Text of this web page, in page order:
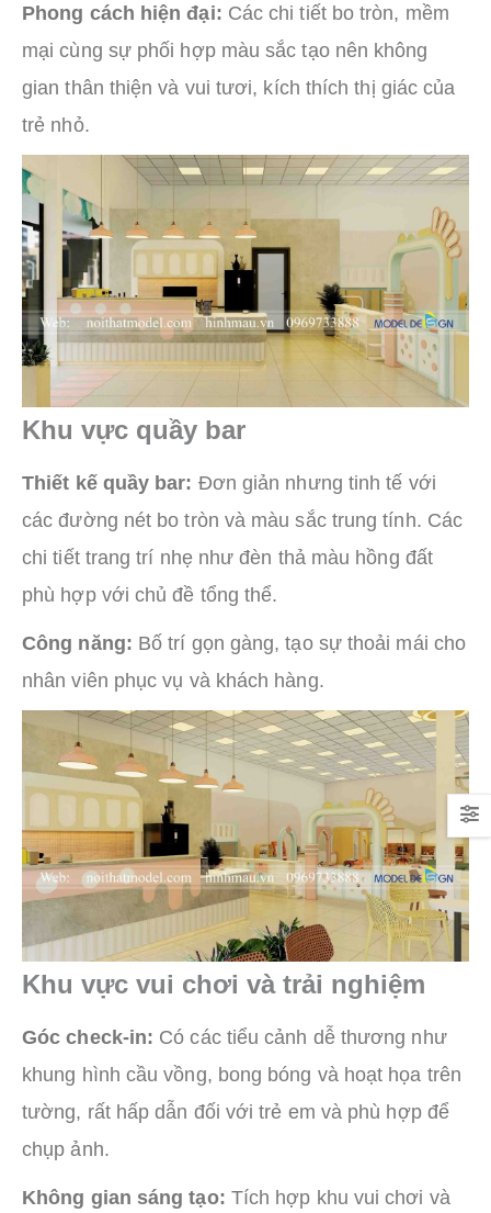
Phong cách hiện đại: Các chi tiết bo tròn, mềm
mại cùng sự phối hợp màu sắc tạo nên không
gian thân thiện và vui tươi, kích thích thị giác của
trẻ nhỏ.
Khu vực quầy bar
Thiết kế quầy bar: Đơn giản nhưng tinh tế với
các đường nét bo tròn và màu sắc trung tính. Các
chi tiết trang trí nhẹ như đèn thả màu hồng đất
phù hợp với chủ đề tổng thể.
Công năng: Bố trí gọn gàng, tạo sự thoải mái cho
nhân viên phục vụ và khách hàng.
Khu vực vui chơi và trải nghiệm
Góc check-in: Có các tiểu cảnh dễ thương như
khung hình cầu vồng, bong bóng và hoạt họa trên
tường, rất hấp dẫn đối với trẻ em và phù hợp để
chụp ảnh.
Không gian sáng tạo: Tích hợp khu vui chơi và